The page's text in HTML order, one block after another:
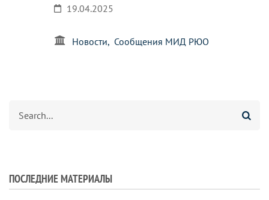
19.04.2025
Новости Сообщения МИД РЮО
ПОСЛЕДНИЕ МАТЕРИАЛЫ